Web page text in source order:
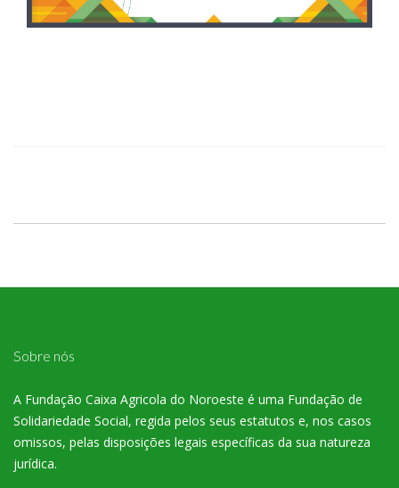
Sobre nós
A Fundação Caixa Agricola do Noroeste é uma Fundação de
Solidariedade Social, regida pelos seus estatutos e, nos casos
omissos, pelas disposições legais específicas da sua natureza
jurídica.